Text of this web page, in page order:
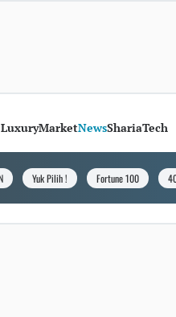
LuxuryMarketNewsShariaTech
Yuk Pilih ! Fortune 100